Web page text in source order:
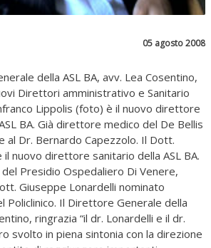
05 agosto 2008
della ASL BA, avv. Lea Cosentino,
Direttori amministrativo e Sanitario
Lippolis (foto) è il nuovo direttore
BA. Già direttore medico del De Bellis
al Dr. Bernardo Capezzolo. Il Dott.
il nuovo direttore sanitario della ASL BA.
Presidio Ospedaliero Di Venere,
Giuseppe Lonardelli nominato
Il Direttore Generale della
ringrazia “il dr. Lonardelli e il dr.
svolto in piena sintonia con la direzione